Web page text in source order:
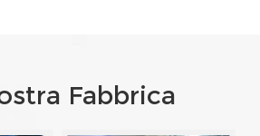
Fabbrica